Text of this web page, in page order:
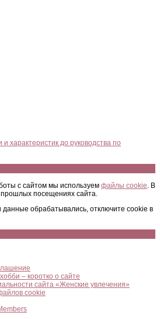
характеристик до руководства по
с сайтом мы используем файлы cookie. В
посещениях сайта.
данные обрабатывались, отключите cookie в
– коротко о сайте
сайта «Женские увлечения»
cookie